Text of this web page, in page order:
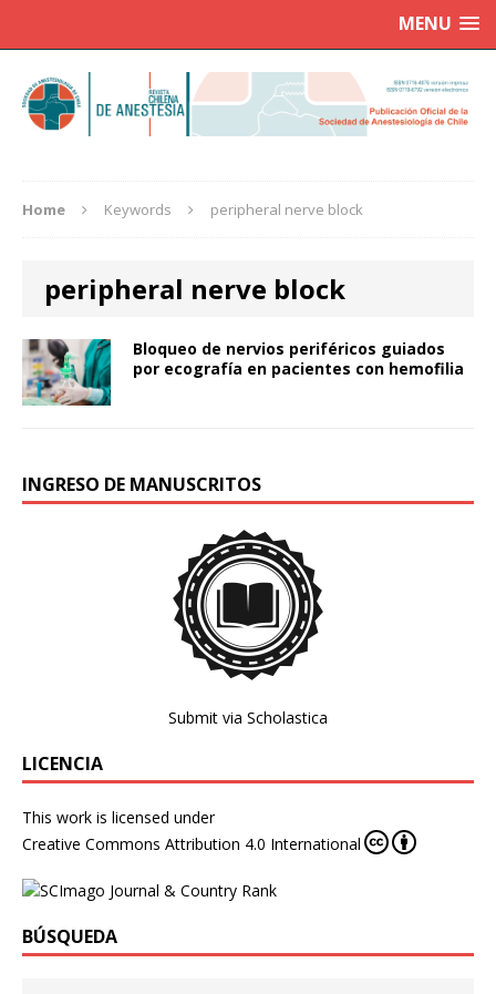
MENU
Home Keywords peripheral nerve block
peripheral nerve block
Bloqueo de nervios periféricos guiados
por ecografía en pacientes con hemofilia
INGRESO DE MANUSCRITOS
Submit via Scholastica
LICENCIA
This work is licensed under
Creative Commons Attribution 4.0 International
BÚSQUEDA